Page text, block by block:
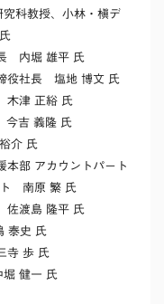
究科教授、小林・槇デ
内堀 雄平 氏
役社長 塩地 博文 氏
木津 正綌 氏
今吉 義隆 氏
介 氏
本部 アカウントパート
ト 南原 繁 氏
佐渡島 隆平 氏
泰史 氏
寺 歩 氏
健一 氏